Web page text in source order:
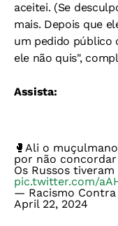
aceitei. (Se
mais. Depois que
um pedido público
ele não quis",
Assista:
🥊Ali o
por não
Os Russos
pic.twitter.com/
— Racismo
April 22, 2024